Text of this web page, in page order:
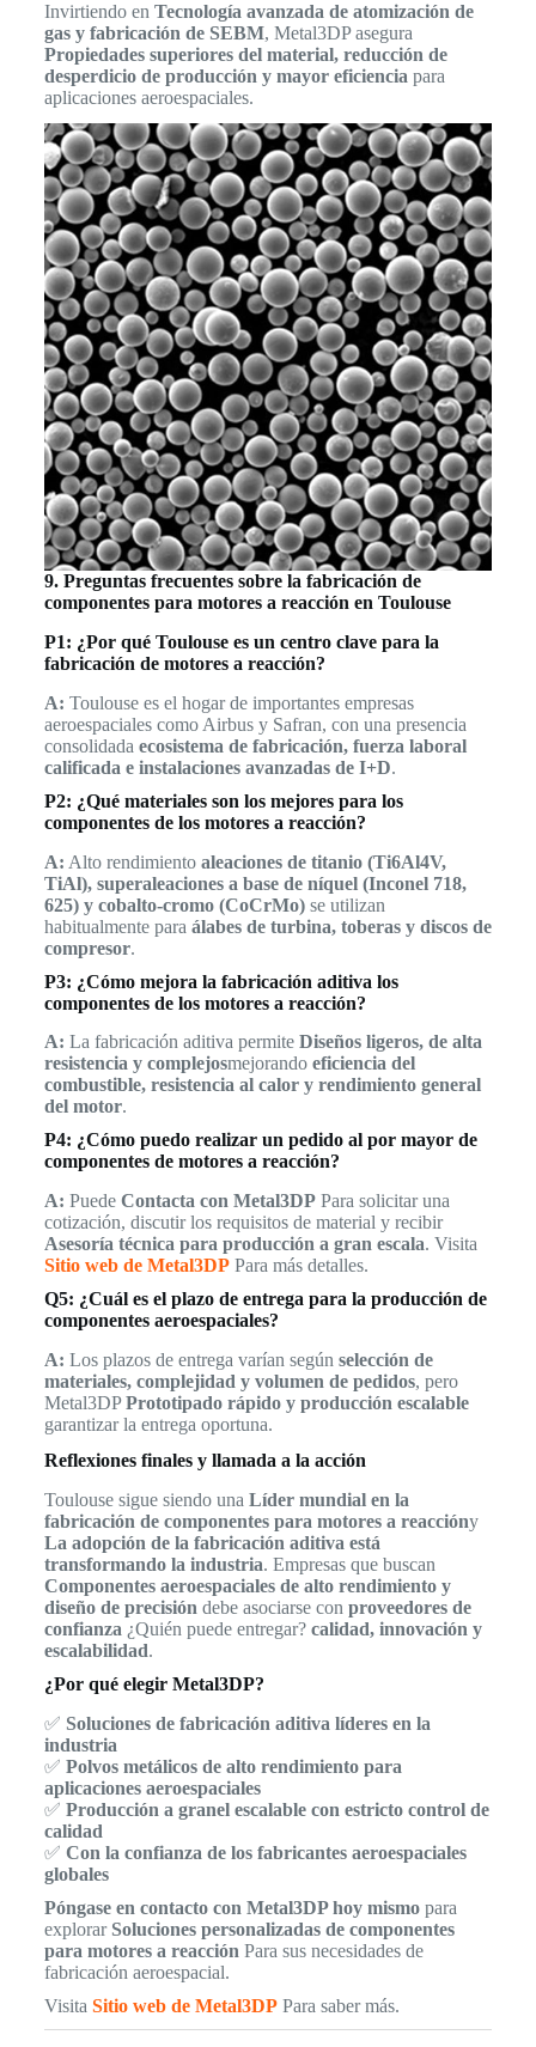
Invirtiendo en Tecnología avanzada de atomización de
gas y fabricación de SEBM, Metal3DP asegura
Propiedades superiores del material, reducción de
desperdicio de producción y mayor eficiencia para
aplicaciones aeroespaciales.
9. Preguntas frecuentes sobre la fabricación de
componentes para motores a reacción en Toulouse
P1: ¿Por qué Toulouse es un centro clave para la
fabricación de motores a reacción?
A: Toulouse es el hogar de importantes empresas
aeroespaciales como Airbus y Safran, con una presencia
consolidada ecosistema de fabricación, fuerza laboral
calificada e instalaciones avanzadas de I+D.
P2: ¿Qué materiales son los mejores para los
componentes de los motores a reacción?
A: Alto rendimiento aleaciones de titanio (Ti6Al4V,
TiAl), superaleaciones a base de níquel (Inconel 718,
625) y cobalto-cromo (CoCrMo)se utilizan
habitualmente para álabes de turbina, toberas y discos de
compresor.
P3: ¿Cómo mejora la fabricación aditiva los
componentes de los motores a reacción?
A: La fabricación aditiva permite Diseños ligeros, de alta
resistencia y complejosmejorando eficiencia del
combustible, resistencia al calor y rendimiento general
del motor.
P4: ¿Cómo puedo realizar un pedido al por mayor de
componentes de motores a reacción?
A: Puede Contacta con Metal3DPPara solicitar una
cotización, discutir los requisitos de material y recibir
Asesoría técnica para producción a gran escala. Visita
Sitio web de Metal3DPPara más detalles.
Q5: ¿Cuál es el plazo de entrega para la producción de
componentes aeroespaciales?
A: Los plazos de entrega varían según selección de
materiales, complejidad y volumen de pedidos, pero
Metal3DPPrototipado rápido y producción escalable
garantizar la entrega oportuna.
Reflexiones finales y llamada a la acción
Toulouse sigue siendo una Líder mundial en la
fabricación de componentes para motores a reaccióny
La adopción de la fabricación aditiva está
transformando la industria. Empresas que buscan
Componentes aeroespaciales de alto rendimiento y
diseño de precisión debe asociarse con proveedores de
confianza ¿Quién puede entregar? calidad, innovación y
escalabilidad.
¿Por qué elegir Metal3DP?
✅ Soluciones de fabricación aditiva líderes en la
industria
✅ Polvos metálicos de alto rendimiento para
aplicaciones aeroespaciales
✅ Producción a granel escalable con estricto control de
calidad
✅ Con la confianza de los fabricantes aeroespaciales
globales
Póngase en contacto con Metal3DP hoy mismopara
explorar Soluciones personalizadas de componentes
para motores a reacción Para sus necesidades de
fabricación aeroespacial.
Visita Sitio web de Metal3DPPara saber más.